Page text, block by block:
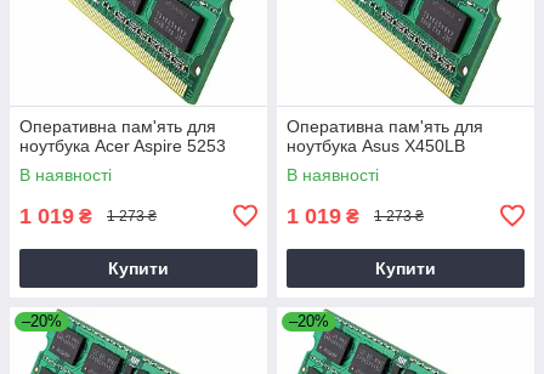
Оперативна пам'ять для
ноутбука Acer Aspire 5253
В наявності
1 019 ₴ 1 273 ₴
Купити
Оперативна пам'ять для
ноутбука Asus X450LB
В наявності
1 019 ₴ 1 273 ₴
Купити
–20% –20%